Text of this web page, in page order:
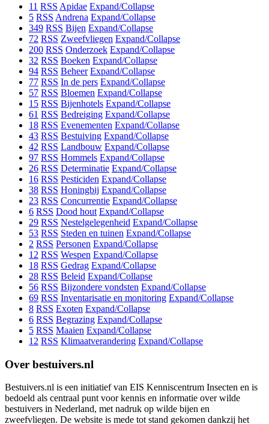
11 RSS Apidae Expand/Collapse
5 RSS Andrena Expand/Collapse
349 RSS Bijen Expand/Collapse
72 RSS Zweefvliegen Expand/Collapse
200 RSS Onderzoek Expand/Collapse
32 RSS Boeken Expand/Collapse
94 RSS Beheer Expand/Collapse
77 RSS In de pers Expand/Collapse
57 RSS Bloemen Expand/Collapse
15 RSS Bijenhotels Expand/Collapse
61 RSS Bedreiging Expand/Collapse
18 RSS Evenementen Expand/Collapse
43 RSS Bestuiving Expand/Collapse
42 RSS Landbouw Expand/Collapse
97 RSS Hommels Expand/Collapse
26 RSS Determinatie Expand/Collapse
16 RSS Pesticiden Expand/Collapse
38 RSS Honingbij Expand/Collapse
23 RSS Concurrentie Expand/Collapse
6 RSS Dood hout Expand/Collapse
29 RSS Nestelgelegenheid Expand/Collapse
53 RSS Steden en tuinen Expand/Collapse
2 RSS Personen Expand/Collapse
12 RSS Wespen Expand/Collapse
18 RSS Gedrag Expand/Collapse
28 RSS Beleid Expand/Collapse
56 RSS Bijzondere vondsten Expand/Collapse
69 RSS Inventarisatie en monitoring Expand/Collapse
8 RSS Exoten Expand/Collapse
6 RSS Begrazing Expand/Collapse
5 RSS Maaien Expand/Collapse
12 RSS Klimaatverandering Expand/Collapse
Over bestuivers.nl
Bestuivers.nl is een initiatief van EIS Kenniscentrum Insecten en is
bedoeld als centraal punt voor kennis en informatie over wilde
bestuivers in Nederland, met nadruk op wilde bijen en
zweefvliegen. De website is mede tot stand gekomen dankzij het